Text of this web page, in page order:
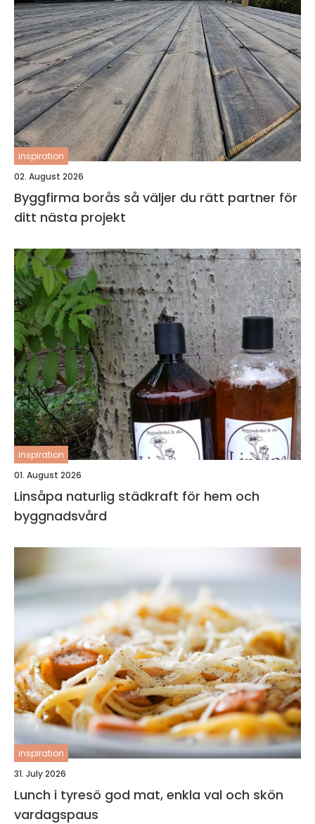
inspiration
02. August 2026
Byggfirma borås så väljer du rätt partner för
ditt nästa projekt
inspiration
01. August 2026
Linsåpa naturlig städkraft för hem och
byggnadsvård
inspiration
31. July 2026
Lunch i tyresö god mat, enkla val och skön
vardagspaus